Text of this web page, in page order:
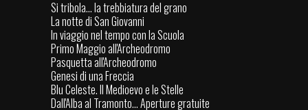
Si tribola... la trebbiatura del grano
La notte di San Giovanni
In viaggio nel tempo con la Scuola
Primo Maggio all'Archeodromo
Pasquetta all'Archeodromo
Genesi di una Freccia
Blu Celeste. Il Medioevo e le Stelle
Dall'Alba al Tramonto... Aperture gratuite